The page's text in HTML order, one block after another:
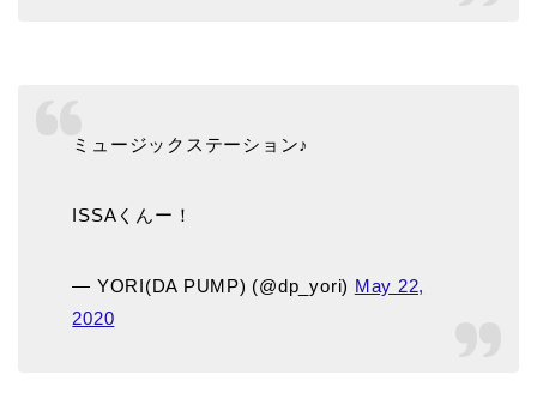
ミュージックステーション♪
ISSAくんー！
— YORI(DA PUMP) (@dp_yori) May 22,
2020